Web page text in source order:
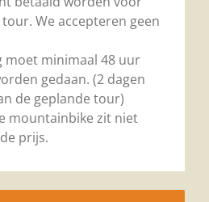
We accepteren geen
moet minimaal 48 uur
gedaan. (2 dagen
de geplande tour)
mountainbike zit niet
prijs.